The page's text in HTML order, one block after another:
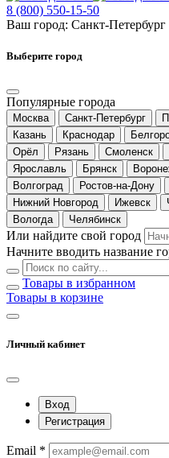
8 (800) 550-15-50
Ваш город: Санкт-Петербург
Выберите город
Популярные города
Москва Санкт-Петербург
Казань
Краснодар
Орёл
Рязань Смоленск
Ярославль
Брянск
Волгоград
Ростов-на-Дону
Нижний Новгород
Ижевск
Вологда
Челябинск
Или найдите свой город
Начните вводить название
Товары в избранном
Товары в корзине
Личный кабинет
Вход
Регистрация
Email *